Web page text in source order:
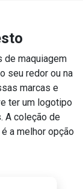
de maquiagem
seu redor ou na
marcas e
ter um logotipo
A coleção de
a melhor opção